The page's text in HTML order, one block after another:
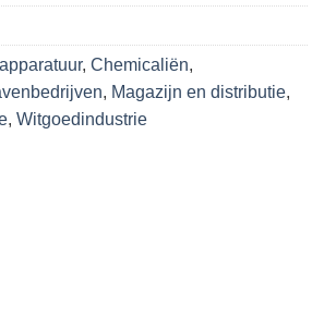
, Chemicaliën,
, Magazijn en distributie,
, Witgoedindustrie